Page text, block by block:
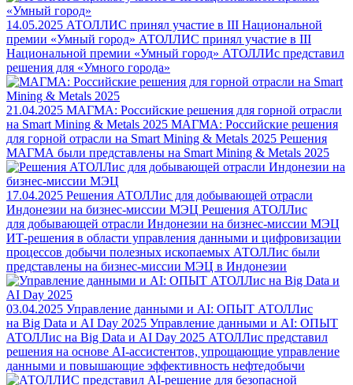
14.05.2025 АТОЛЛИС принял участие в III Национальной
премии «Умный город» АТОЛЛИС принял участие в III
Национальной премии «Умный город» АТОЛЛИс представил
решения для «Умного города»
21.04.2025 МАГМА: Российские решения для горной отрасли
на Smart Mining & Metals 2025 МАГМА: Российские решения
для горной отрасли на Smart Mining & Metals 2025 Решения
МАГМА были представлены на Smart Mining & Metals 2025
17.04.2025 Решения АТОЛЛис для добывающей отрасли
Индонезии на бизнес-миссии МЭЦ Решения АТОЛЛис
для добывающей отрасли Индонезии на бизнес-миссии МЭЦ
ИТ-решения в области управления данными и цифровизации
процессов добычи полезных ископаемых АТОЛЛис были
представлены на бизнес-миссии МЭЦ в Индонезии
03.04.2025 Управление данными и AI: ОПЫТ АТОЛЛис
на Big Data и AI Day 2025 Управление данными и AI: ОПЫТ
АТОЛЛис на Big Data и AI Day 2025 АТОЛЛис представил
решения на основе AI-ассистентов, упрощающие управление
данными и повышающие эффективность нефтедобычи